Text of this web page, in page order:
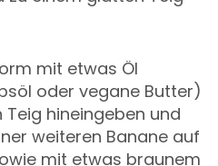
mit etwas Öl
oder vegane Butter)
hineingeben und
weiteren Banane auf
mit etwas braunem